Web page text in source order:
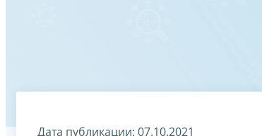
Дата публикации: 07.10.2021